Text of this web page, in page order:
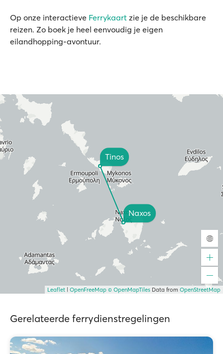
Op onze interactieve Ferrykaart zie je de beschikbare
reizen. Zo boek je heel eenvoudig je eigen
eilandhopping-avontuur.
Tinos
Naxos
Leaflet OpenFreeMap © OpenMapTiles Data from OpenStreetMap
Gerelateerde ferrydienstregelingen